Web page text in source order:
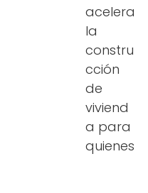
acelera
la
constru
cción
de
viviend
a para
quienes